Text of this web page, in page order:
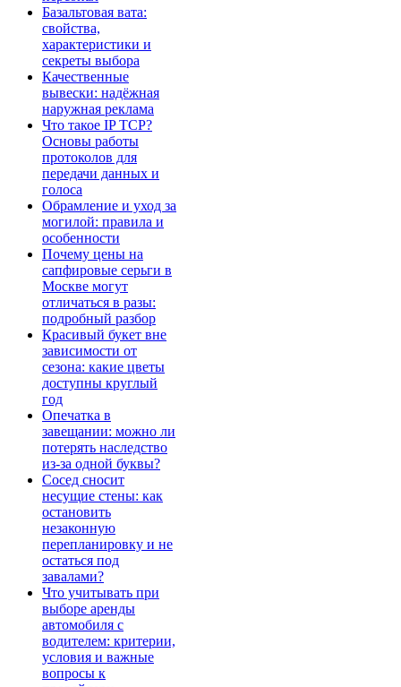
Базальтовая вата:
свойства,
характеристики и
секреты выбора
Качественные
вывески: надёжная
наружная реклама
Что такое IP TCP?
Основы работы
протоколов для
передачи данных и
голоса
Обрамление и уход за
могилой: правила и
особенности
Почему цены на
сапфировые серьги в
Москве могут
отличаться в разы:
подробный разбор
Красивый букет вне
зависимости от
сезона: какие цветы
доступны круглый
год
Опечатка в
завещании: можно ли
потерять наследство
из-за одной буквы?
Сосед сносит
несущие стены: как
остановить
незаконную
перепланировку и не
остаться под
завалами?
Что учитывать при
выборе аренды
автомобиля с
водителем: критерии,
условия и важные
вопросы к